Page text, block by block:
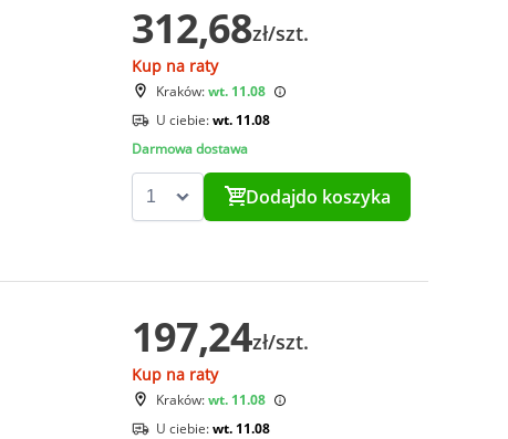
312,68zł/szt.
Kup na raty
Kraków:wt. 11.08
U ciebie:wt. 11.08
Darmowa dostawa
Dodajdo koszyka
197,24zł/szt.
Kup na raty
Kraków:wt. 11.08
U ciebie:wt. 11.08